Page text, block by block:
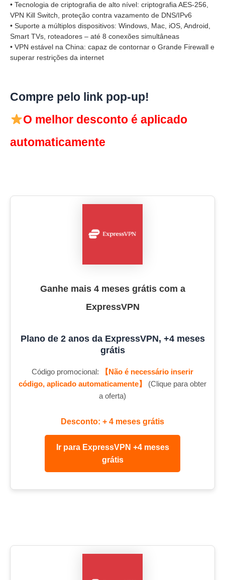
• Tecnologia de criptografia de alto nível: criptografia AES-256,
VPN Kill Switch, proteção contra vazamento de DNS/IPv6
• Suporte a múltiplos dispositivos: Windows, Mac, iOS, Android,
Smart TVs, roteadores – até 8 conexões simultâneas
• VPN estável na China: capaz de contornar o Grande Firewall e
superar restrições da internet
Compre pelo link pop-up!
O melhor desconto é aplicado
automaticamente
Ganhe mais 4 meses grátis com a
ExpressVPN
Plano de 2 anos da ExpressVPN, +4 meses
grátis
Código promocional:
【Não é necessário inserir
código, aplicado automaticamente】
(Clique para obter
a oferta)
Desconto: + 4 meses grátis
Ir para ExpressVPN +4 meses
grátis